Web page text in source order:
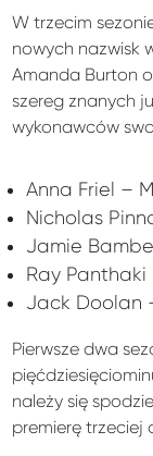
W trzecim
nowych nazwisk
Amanda Burton
szereg znanych
wykonawców
Anna Friel –
Nicholas
Jamie
Ray
Jack Doolan
Pierwsze dwa
należy się
premierę trzeciej